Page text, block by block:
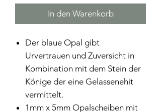
In den Warenkorb
Der blaue Opal gibt
Urvertrauen und Zuversicht in
Kombination mit dem Stein der
Könige der eine Gelassenehit
vermittelt.
1mm x 5mm Opalscheiben mit